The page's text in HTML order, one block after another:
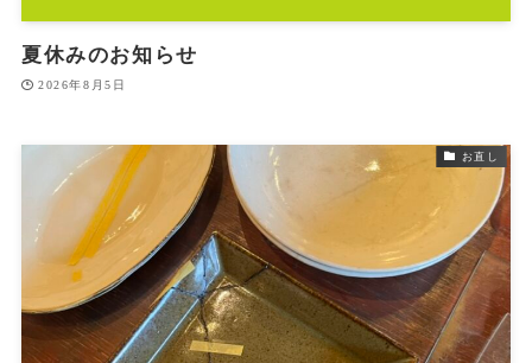
夏休みのお知らせ
2026年8月5日
お直し